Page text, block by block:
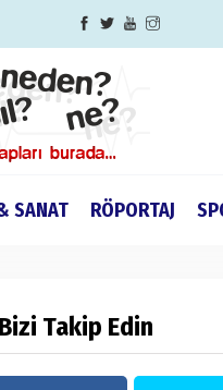
SANAT RÖPORTAJ
Bizi Takip Edin